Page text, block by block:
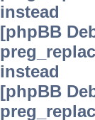
instead
[phpBB
instead
[phpBB